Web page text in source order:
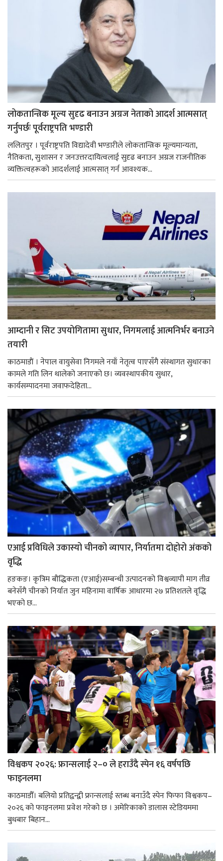
लोकतान्त्रिक मूल्य सुदृढ बनाउन अग्रज नेताको आदर्श आत्मसात्
गर्नुपर्छः पूर्वराष्ट्रपति भण्डारी
ललितपुर । पूर्वराष्ट्रपति विद्यादेवी भण्डारीले लोकतान्त्रिक मूल्यमान्यता,
नैतिकता, सुशासन र जनउत्तरदायित्वलाई सुदृढ बनाउन अग्रज राजनीतिक
व्यक्तित्वहरूको आदर्शलाई आत्मसात् गर्न आवश्यक...
आम्दानी र सिट उपयोगितामा सुधार, निगमलाई आत्मनिर्भर बनाउने
तयारी
काठमाडाैं । नेपाल वायुसेवा निगमले नयाँ नेतृत्व पाएसँगै संस्थागत सुधारका
कामले गति लिन थालेको जनाएको छ। व्यवस्थापकीय सुधार,
कार्यसम्पादनमा जवाफदेहिता...
एआई प्रविधिले उकास्यो चीनको व्यापार, निर्यातमा दोहोरो अंकको
वृद्धि
हङकङ। कृत्रिम बौद्धिकता (एआई)सम्बन्धी उत्पादनको विश्वव्यापी माग तीव्र
बनेसँगै चीनको निर्यात जुन महिनामा वार्षिक आधारमा २७ प्रतिशतले वृद्धि
भएको छ...
विश्वकप २०२६: फ्रान्सलाई २–० ले हराउँदै स्पेन १६ वर्षपछि
फाइनलमा
काठमाडौँ। बलियो प्रतिद्वन्द्वी फ्रान्सलाई स्तब्ध बनाउँदै स्पेन फिफा विश्वकप–
२०२६ को फाइनलमा प्रवेश गरेको छ । अमेरिकाको डालास स्टेडियममा
बुधबार बिहान...